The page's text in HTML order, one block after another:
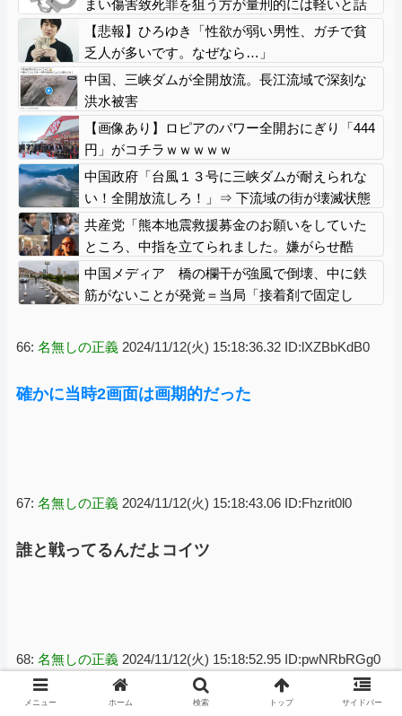
まい傷害致死罪を狙う方が量刑的には軽いと話
題
【悲報】ひろゆき「性欲が弱い男性、ガチで貧
乏人が多いです。なぜなら…」
中国、三峡ダムが全開放流。長江流域で深刻な
洪水被害
【画像あり】ロピアのパワー全開おにぎり「444
円」がコチラｗｗｗｗｗ
中国政府「台風１３号に三峡ダムが耐えられな
い！全開放流しろ！」⇒ 下流域の街が壊滅状態
ｗｗｗｗｗ
共産党「熊本地震救援募金のお願いをしていた
ところ、中指を立てられました。嫌がらせ酷
い」
中国メディア 橋の欄干が強風で倒壊、中に鉄
筋がないことが発覚＝当局「接着剤で固定し
66: 名無しの正義 2024/11/12(火) 15:18:36.32 ID:lXZBbKdB0
確かに当時2画面は画期的だった
67: 名無しの正義 2024/11/12(火) 15:18:43.06 ID:Fhzrit0l0
誰と戦ってるんだよコイツ
68: 名無しの正義 2024/11/12(火) 15:18:52.95 ID:pwNRbRGg0
そっち系の支持者集めたくてわざと馬鹿演じてる
メニュー ホーム 検索 トップ サイドバー